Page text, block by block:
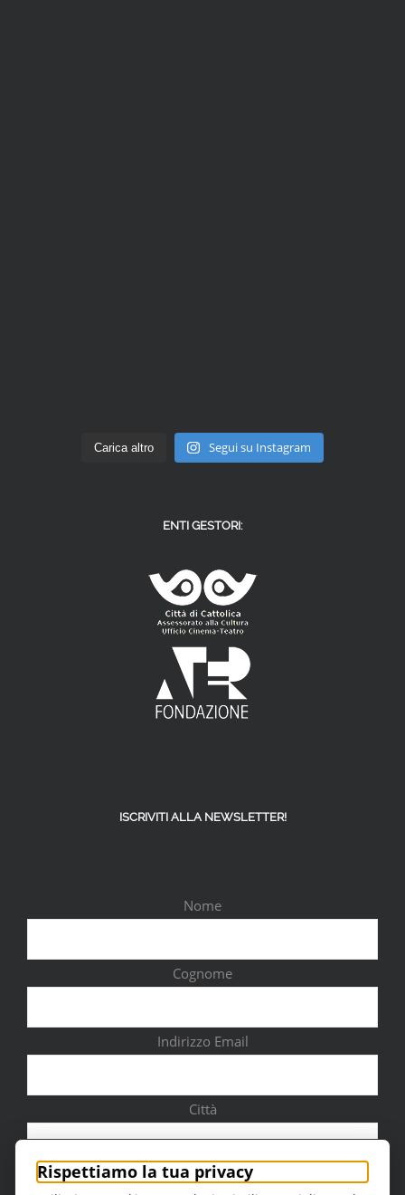
Carica altro Segui su Instagram
ENTI GESTORI:
ISCRIVITI ALLA NEWSLETTER!
Nome
Cognome
Indirizzo Email
Città
Rispettiamo la tua privacy